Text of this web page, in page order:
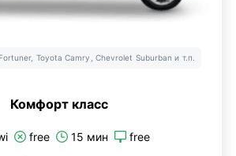
Toyota Camry, Chevrolet Suburban и т.п.
Комфорт класс
free 15 мин free